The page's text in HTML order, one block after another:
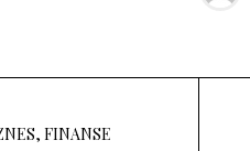
FINANSE